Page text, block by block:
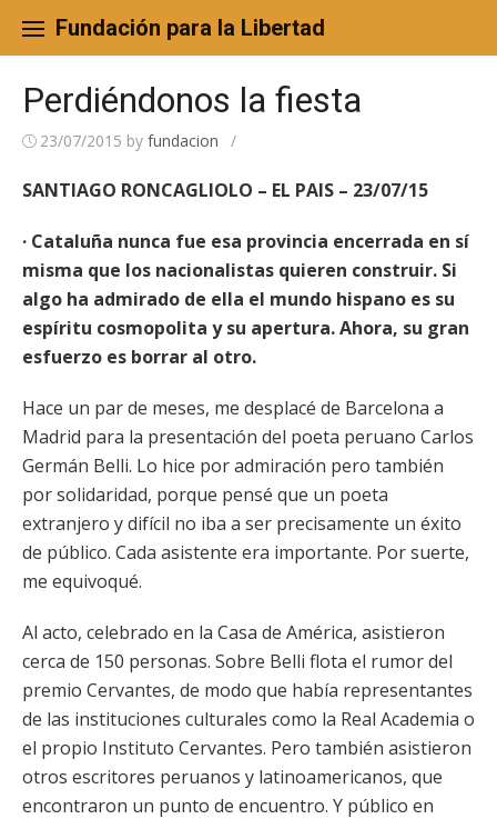
content
Fundación para la Libertad
Perdiéndonos la fiesta
23/07/2015 by fundacion /
SANTIAGO RONCAGLIOLO – EL PAIS – 23/07/15
· Cataluña nunca fue esa provincia encerrada en sí
misma que los nacionalistas quieren construir. Si
algo ha admirado de ella el mundo hispano es su
espíritu cosmopolita y su apertura. Ahora, su gran
esfuerzo es borrar al otro.
Hace un par de meses, me desplacé de Barcelona a
Madrid para la presentación del poeta peruano Carlos
Germán Belli. Lo hice por admiración pero también
por solidaridad, porque pensé que un poeta
extranjero y difícil no iba a ser precisamente un éxito
de público. Cada asistente era importante. Por suerte,
me equivoqué.
Al acto, celebrado en la Casa de América, asistieron
cerca de 150 personas. Sobre Belli flota el rumor del
premio Cervantes, de modo que había representantes
de las instituciones culturales como la Real Academia o
el propio Instituto Cervantes. Pero también asistieron
otros escritores peruanos y latinoamericanos, que
encontraron un punto de encuentro. Y público en